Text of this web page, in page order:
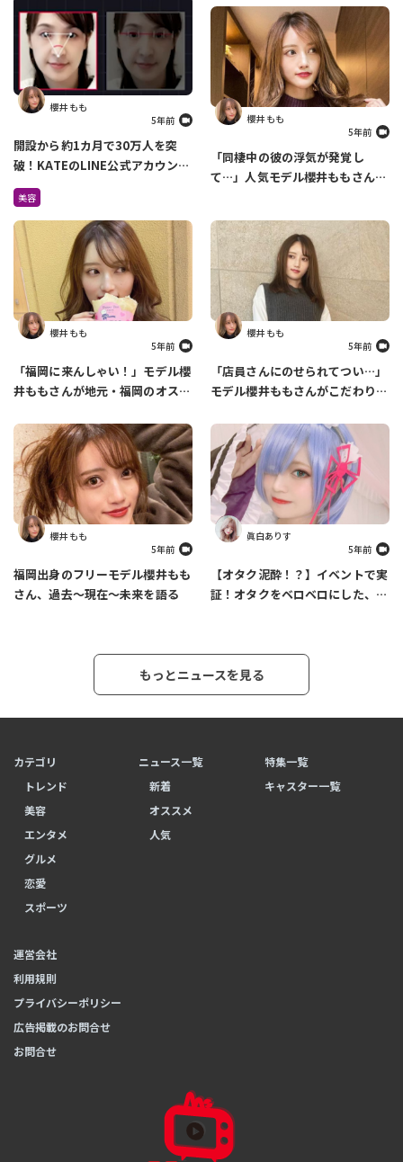
櫻井 もも
5年前
開設から約1カ月で30万人を突
破！KATEのLINE公式アカウント
でできるメイク診断がすごすぎ
る！
美容
櫻井 もも
5年前
「同棲中の彼の浮気が発覚し
て…」人気モデル櫻井ももさんが
櫻井 もも
5年前
「福岡に来んしゃい！」モデル櫻
井ももさんが地元・福岡のオスス
櫻井 もも
5年前
「店員さんにのせられてつい…」
モデル櫻井ももさんがこだわりの
櫻井 もも
5年前
福岡出身のフリーモデル櫻井もも
さん、過去～現在～未来を語る
眞白ありす
5年前
【オタク泥酔！？】イベントで実
証！オタクをベロベロにした、あ
もっとニュースを見る
カテゴリ
トレンド
美容
エンタメ
グルメ
恋愛
スポーツ
ニュース一覧
新着
オススメ
人気
特集一覧
キャスター一覧
運営会社
利用規則
プライバシーポリシー
広告掲載のお問合せ
お問合せ